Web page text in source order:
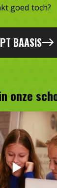
goed toch?
BAASIS
onze